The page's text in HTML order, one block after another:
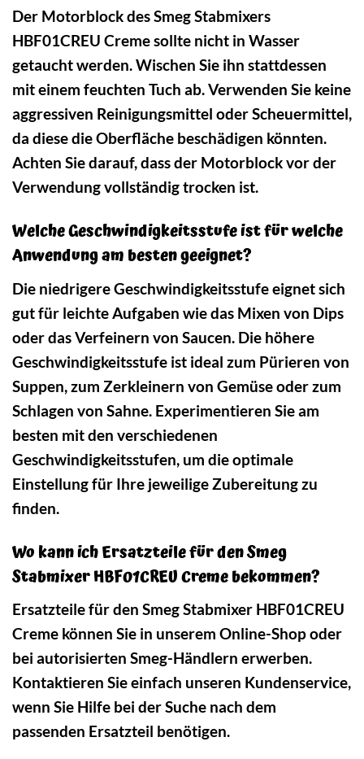
Der Motorblock des Smeg Stabmixers
HBF01CREU Creme sollte nicht in Wasser
getaucht werden. Wischen Sie ihn stattdessen
mit einem feuchten Tuch ab. Verwenden Sie keine
aggressiven Reinigungsmittel oder Scheuermittel,
da diese die Oberfläche beschädigen könnten.
Achten Sie darauf, dass der Motorblock vor der
Verwendung vollständig trocken ist.
Welche Geschwindigkeitsstufe ist für welche
Anwendung am besten geeignet?
Die niedrigere Geschwindigkeitsstufe eignet sich
gut für leichte Aufgaben wie das Mixen von Dips
oder das Verfeinern von Saucen. Die höhere
Geschwindigkeitsstufe ist ideal zum Pürieren von
Suppen, zum Zerkleinern von Gemüse oder zum
Schlagen von Sahne. Experimentieren Sie am
besten mit den verschiedenen
Geschwindigkeitsstufen, um die optimale
Einstellung für Ihre jeweilige Zubereitung zu
finden.
Wo kann ich Ersatzteile für den Smeg
Stabmixer HBF01CREU Creme bekommen?
Ersatzteile für den Smeg Stabmixer HBF01CREU
Creme können Sie in unserem Online-Shop oder
bei autorisierten Smeg-Händlern erwerben.
Kontaktieren Sie einfach unseren Kundenservice,
wenn Sie Hilfe bei der Suche nach dem
passenden Ersatzteil benötigen.